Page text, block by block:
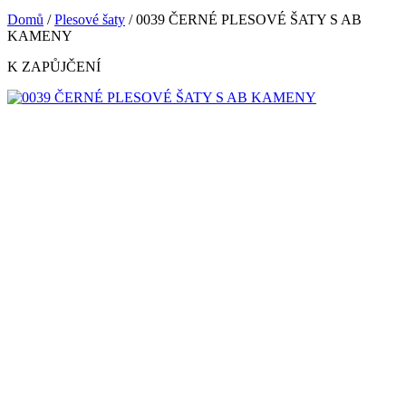
Domů /Plesové šaty / 0039 ČERNÉ PLESOVÉ ŠATY S AB
KAMENY
K ZAPŮJČENÍ